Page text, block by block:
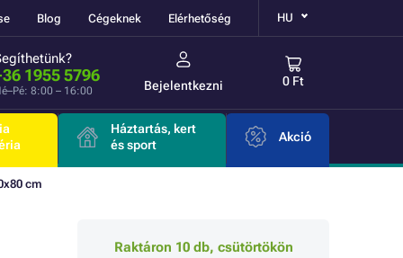
Blog Cégeknek Elérhetőség HU
1955 5796
8:00 – 16:00 Bejelentkezni 0 Ft
Háztartás, kert
és sport
Akció
cm
Raktáron 10 db, csütörtökön